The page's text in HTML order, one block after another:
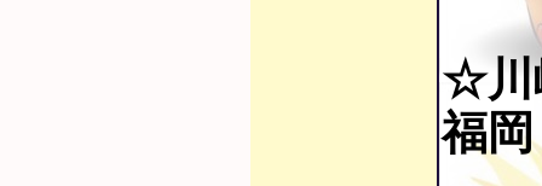
☆川
福